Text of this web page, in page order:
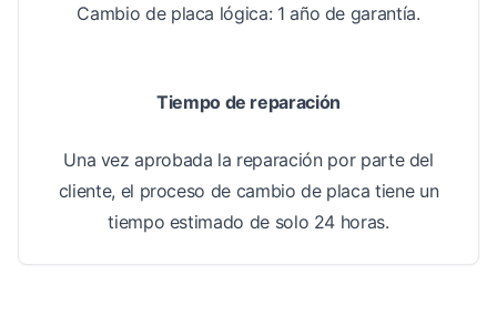
Cambio de placa lógica: 1 año de garantía.
Tiempo de reparación
Una vez aprobada la reparación por parte del
cliente, el proceso de cambio de placa tiene un
tiempo estimado de solo 24 horas.